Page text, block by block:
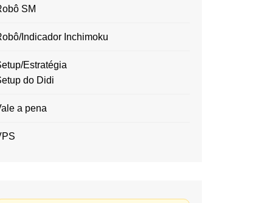
SM
Indicador Inchimoku
Estratégia
do Didi
a pena